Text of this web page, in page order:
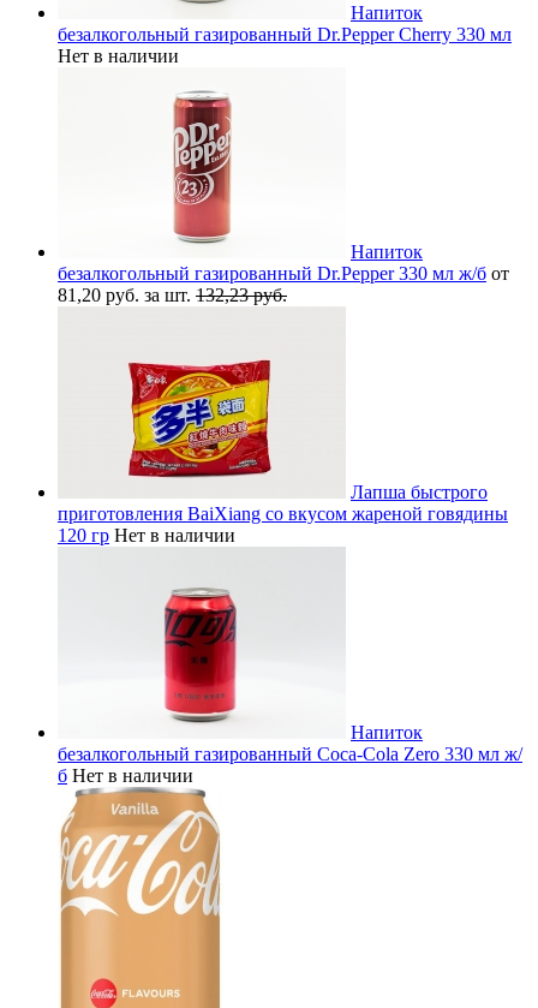
Напиток
безалкогольный газированный Dr.Pepper Cherry 330 мл
Нет в наличии
Напиток
безалкогольный газированный Dr.Pepper 330 мл ж/б от
81,20 руб. за шт. 132,23 руб.
Лапша быстрого
приготовления BaiXiang со вкусом жареной говядины
120 гр Нет в наличии
Напиток
безалкогольный газированный Coca-Cola Zero 330 мл ж/
б Нет в наличии